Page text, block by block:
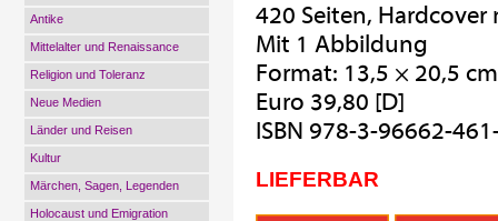
Antike
Mittelalter und Renaissance
Religion und Toleranz
Neue Medien
Länder und Reisen
Kultur
Märchen, Sagen, Legenden
Holocaust und Emigration
420 Seiten,
Mit 1 Abbildung
Format: 13,5 × 20,5 cm
Euro 39,80 [D]
ISBN 978-3-96662-
LIEFERBAR